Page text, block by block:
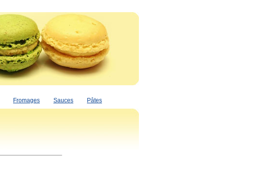
Fromages Sauces Pâtes